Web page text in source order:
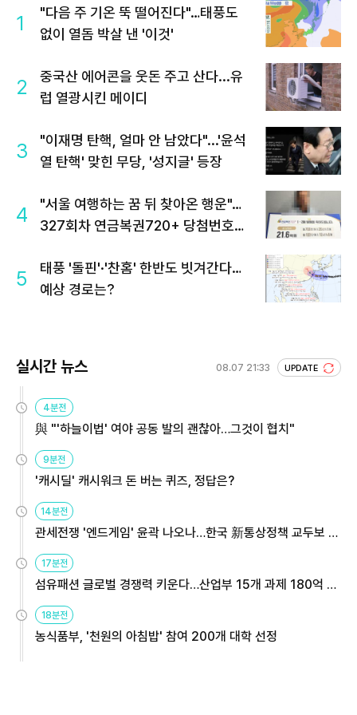
1
"다음 주 기온 뚝 떨어진다"…태풍도
없이 열돔 박살 낸 '이것'
2
중국산 에어콘을 웃돈 주고 산다...유
럽 열광시킨 메이디
3
"이재명 탄핵, 얼마 안 남았다"...'윤석
열 탄핵' 맞힌 무당, '성지글' 등장
4
"서울 여행하는 꿈 뒤 찾아온 행운"…
327회차 연금복권720+ 당첨번호조
5
태풍 '돌핀'·'찬홈' 한반도 빗겨간다…
예상 경로는?
실시간 뉴스 08.07 21:33 UPDATE
4분전
與 "'하늘이법' 여야 공동 발의 괜찮아…그것이 협치"
9분전
'캐시딜' 캐시워크 돈 버는 퀴즈, 정답은?
14분전
관세전쟁 '엔드게임' 윤곽 나오나…한국 新통상정책 교두보 활
용해야
17분전
섬유패션 글로벌 경쟁력 키운다…산업부 15개 과제 180억 지
원
18분전
농식품부, '천원의 아침밥' 참여 200개 대학 선정